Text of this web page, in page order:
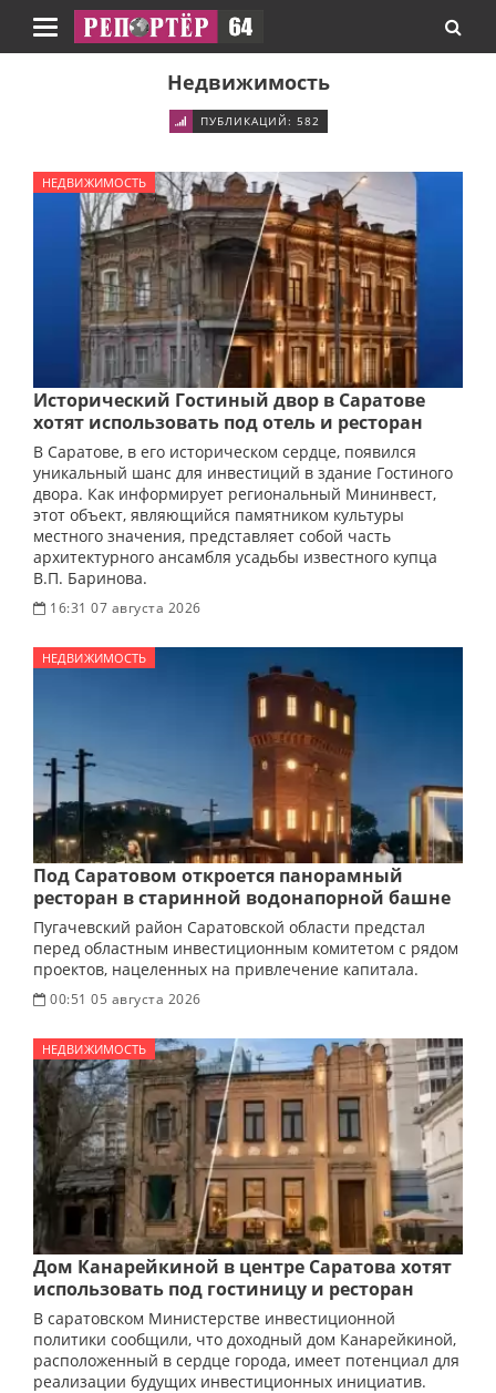
Навигация
Недвижимость
ПУБЛИКАЦИЙ: 582
НЕДВИЖИМОСТЬ
Исторический Гостиный двор в Саратове
хотят использовать под отель и ресторан
В Саратове, в его историческом сердце, появился
уникальный шанс для инвестиций в здание Гостиного
двора. Как информирует региональный Мининвест,
этот объект, являющийся памятником культуры
местного значения, представляет собой часть
архитектурного ансамбля усадьбы известного купца
В.П. Баринова.
16:31 07 августа 2026
НЕДВИЖИМОСТЬ
Под Саратовом откроется панорамный
ресторан в старинной водонапорной башне
Пугачевский район Саратовской области предстал
перед областным инвестиционным комитетом с рядом
проектов, нацеленных на привлечение капитала.
00:51 05 августа 2026
НЕДВИЖИМОСТЬ
Дом Канарейкиной в центре Саратова хотят
использовать под гостиницу и ресторан
В саратовском Министерстве инвестиционной
политики сообщили, что доходный дом Канарейкиной,
расположенный в сердце города, имеет потенциал для
реализации будущих инвестиционных инициатив.